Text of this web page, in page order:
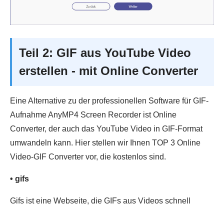
Teil 2: GIF aus YouTube Video
erstellen - mit Online Converter
Eine Alternative zu der professionellen Software für GIF-
Aufnahme AnyMP4 Screen Recorder ist Online
Converter, der auch das YouTube Video in GIF-Format
umwandeln kann. Hier stellen wir Ihnen TOP 3 Online
Video-GIF Converter vor, die kostenlos sind.
• gifs
Gifs ist eine Webseite, die GIFs aus Videos schnell